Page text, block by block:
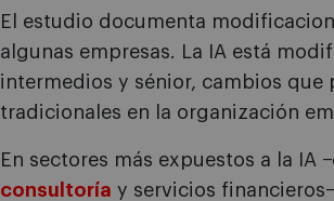
El estudio documenta
algunas empresas. La IA está
intermedios y sénior, cambios
tradicionales en la organización
En sectores más expuestos a la
consultoría y servicios